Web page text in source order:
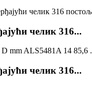
челик 316...
mm ALS5481A 14 85,6
челик 316...